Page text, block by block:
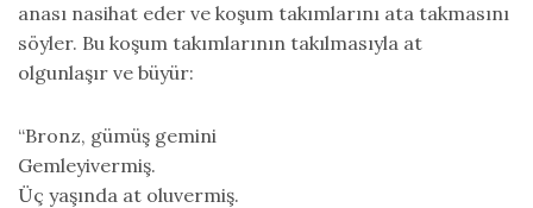
anası nasihat eder ve koşum takımlarını ata takmasını
söyler. Bu koşum takımlarının takılmasıyla at
olgunlaşır ve büyür:
“Bronz, gümüş gemini
Gemleyivermiş.
Üç yaşında at oluvermiş.